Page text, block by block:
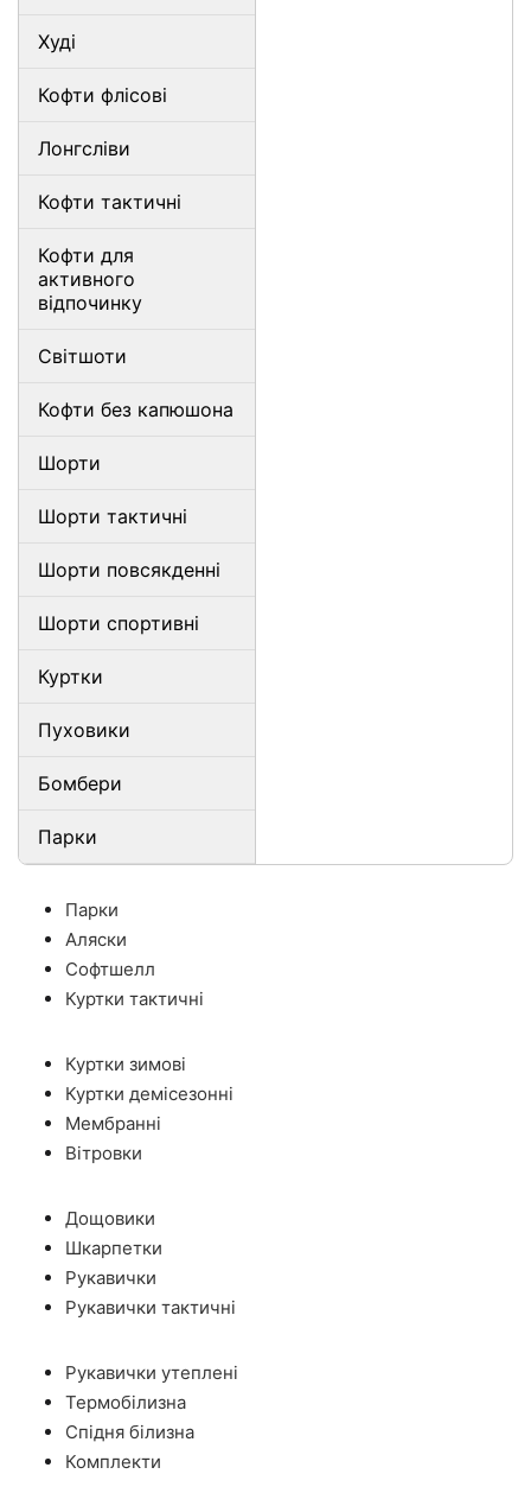
Худі
Кофти флісові
Лонгсліви
Кофти тактичні
Кофти для
активного
відпочинку
Світшоти
Кофти без капюшона
Шорти
Шорти тактичні
Шорти повсякденні
Шорти спортивні
Куртки
Пуховики
Бомбери
Парки
Парки
Аляски
Софтшелл
Куртки тактичні
Куртки зимові
Куртки демісезонні
Мембранні
Вітровки
Дощовики
Шкарпетки
Рукавички
Рукавички тактичні
Рукавички утеплені
Термобілизна
Спідня білизна
Комплекти